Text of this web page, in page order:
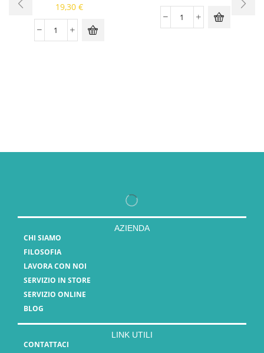
19,30 €
AZIENDA
CHI SIAMO
FILOSOFIA
LAVORA CON NOI
SERVIZIO IN STORE
SERVIZIO ONLINE
BLOG
LINK UTILI
CONTATTACI